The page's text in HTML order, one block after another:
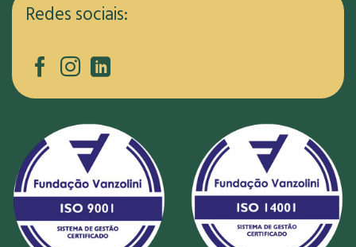
Redes sociais: